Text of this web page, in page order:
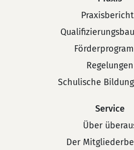
Regelungen
Schulische
Service
Über
Der